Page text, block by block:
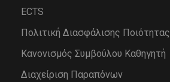
ECTS
Πολιτική Διασφάλισης Ποιότητας
Κανονισμός Συμβούλου Καθηγητή
Διαχείριση Παραπόνων